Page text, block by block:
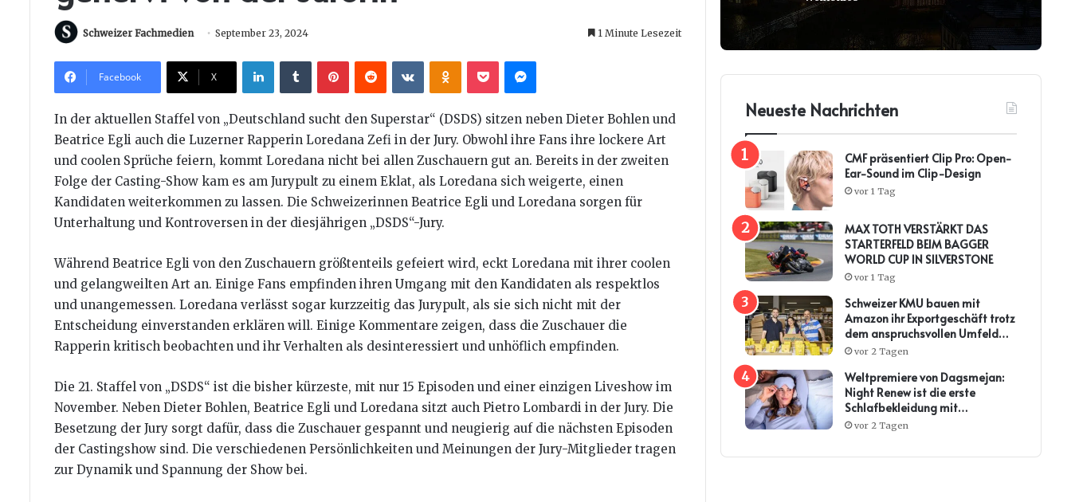
Schweizer Fachmedien September 23, 2024 1 Minute Lesezeit
Facebook X
LinkedInTumblrPinterestRedditVKontakteOdnoklassniki
PocketMessenger
In der aktuellen Staffel von „Deutschland sucht den Superstar“ (DSDS) sitzen neben Dieter Bohlen und
Beatrice Egli auch die Luzerner Rapperin Loredana Zefi in der Jury. Obwohl ihre Fans ihre lockere Art
und coolen Sprüche feiern, kommt Loredana nicht bei allen Zuschauern gut an. Bereits in der zweiten
Folge der Casting-Show kam es am Jurypult zu einem Eklat, als Loredana sich weigerte, einen
Kandidaten weiterkommen zu lassen. Die Schweizerinnen Beatrice Egli und Loredana sorgen für
Unterhaltung und Kontroversen in der diesjährigen „DSDS“-Jury.
Während Beatrice Egli von den Zuschauern größtenteils gefeiert wird, eckt Loredana mit ihrer coolen
und gelangweilten Art an. Einige Fans empfinden ihren Umgang mit den Kandidaten als respektlos
und unangemessen. Loredana verlässt sogar kurzzeitig das Jurypult, als sie sich nicht mit der
Entscheidung einverstanden erklären will. Einige Kommentare zeigen, dass die Zuschauer die
Rapperin kritisch beobachten und ihr Verhalten als desinteressiert und unhöflich empfinden.
Die 21. Staffel von „DSDS“ ist die bisher kürzeste, mit nur 15 Episoden und einer einzigen Liveshow im
November. Neben Dieter Bohlen, Beatrice Egli und Loredana sitzt auch Pietro Lombardi in der Jury. Die
Besetzung der Jury sorgt dafür, dass die Zuschauer gespannt und neugierig auf die nächsten Episoden
der Castingshow sind. Die verschiedenen Persönlichkeiten und Meinungen der Jury-Mitglieder tragen
zur Dynamik und Spannung der Show bei.
Neueste Nachrichten
CMF präsentiert Clip Pro: Open-
Ear-Sound im Clip-Design
vor 1 Tag
MAX TOTH VERSTÄRKT DAS
STARTERFELD BEIM BAGGER
WORLD CUP IN SILVERSTONE
vor 1 Tag
Schweizer KMU bauen mit
Amazon ihr Exportgeschäft trotz
dem anspruchsvollen Umfeld
weiter aus
vor 2 Tagen
Weltpremiere von Dagsmejan:
Night Renew ist die erste
Schlafbekleidung mit
Kollagenwirkung
vor 2 Tagen